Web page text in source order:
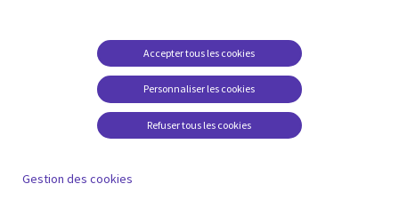
Études de cas
Baladodiffusions
Restrictions et
conditions juridiques
Carrières FAQ
Centre de gestion des
Personnaliser les cookies
Accepter tous les cookies
Refuser tous les cookies
Gestion des cookies